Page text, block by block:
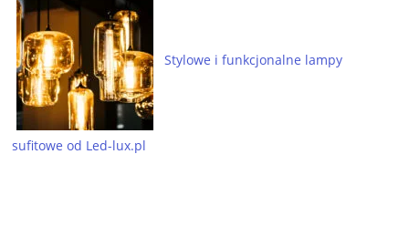
Stylowe i funkcjonalne lampy
sufitowe od Led-lux.pl